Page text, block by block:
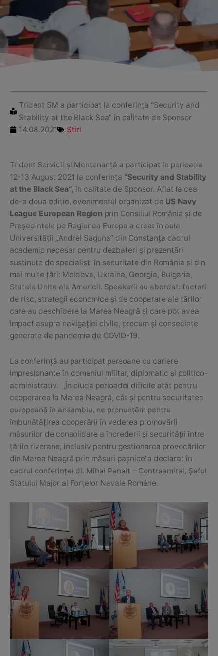
Trident SM a participat la conferința “Security and
Stability at the Black Sea” în calitate de Sponsor
14.08.2021
Știri
Trident Servicii și Mentenanță a participat în perioada
12-13 August 2021 la conferința “Security and Stability
at the Black Sea”, în calitate de Sponsor. Aflat la cea
de-a doua ediție, evenimentul organizat de US Navy
League European Region prin Consiliul România și de
Președintele pe Regiunea Europa a creat în aula
Universității „Andrei Șaguna” din Constanța cadrul
academic necesar pentru dezbateri și prezentări
susținute de specialiști în securitate din România și din
mai multe țări: Moldova, Ukraina, Georgia, Bulgaria,
Statele Unite ale Americii. Speakerii au abordat: factori
de risc, strategii economice și de cooperare ale țărilor
care au deschidere la Marea Neagră și care pot avea
impact asupra navigației civile, precum și consecințe
generate de pandemia de COVID-19.
La conferință au participat persoane cu cariere
impresionante în domeniul militar, diplomatic și politico-
administrativ. „În ciuda perioadei dificile atât pentru
cooperarea la Marea Neagră, cât și pentru securitatea
europeană în ansamblu, ne pronunțăm pentru
îmbunătățirea cooperării în vederea promovării
măsurilor de consolidare a încrederii și securității între
țările riverane, inclusiv pentru gestionarea provocărilor
din Marea Neagră prin măsuri pașnice”a declarat în
cadrul conferinței dl. Mihai Panait – Contraamiral, Șeful
Statului Major al Forțelor Navale Române.